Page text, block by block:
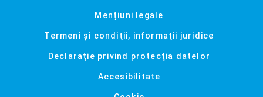
Mențiuni legale
Termeni şi condiţii, informaţii juridice
Declaraţie privind protecţia datelor
Accesibilitate